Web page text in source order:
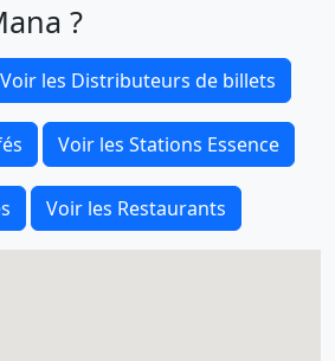
?
Voir les Distributeurs de billets
Voir les Stations Essence
Voir les Restaurants